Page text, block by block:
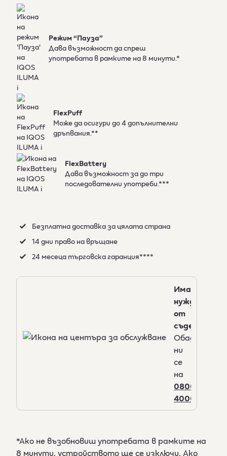
Режим “Пауза”
Дава възможност да спреш
употребата в рамките на 8 минути.*
FlexPuff
Може да осигури до 4 допълнителни
дръпвания.**
FlexBattery
Дава възможност за до три
последователни употреби.***
Безплатна доставка за цялата страна
14 дни право на връщане
24 месеца търговска гаранция****
Имаш
нужда
от
съдействие?
Обади
ни
се
на
0800
40004
*Ако не възобновиш употребата в рамките на
8 минути, устройството ще се изключи. Ако